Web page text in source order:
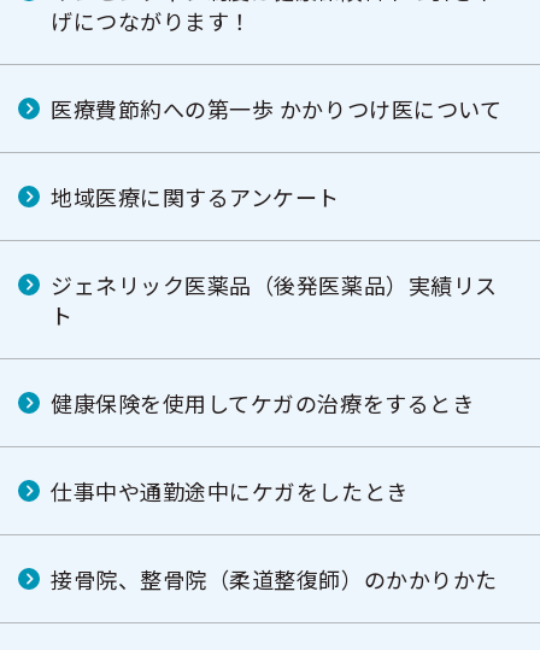
げにつながります！
医療費節約への第一歩 かかりつけ医について
地域医療に関するアンケート
ジェネリック医薬品（後発医薬品）実績リス
ト
健康保険を使用してケガの治療をするとき
仕事中や通勤途中にケガをしたとき
接骨院、整骨院（柔道整復師）のかかりかた